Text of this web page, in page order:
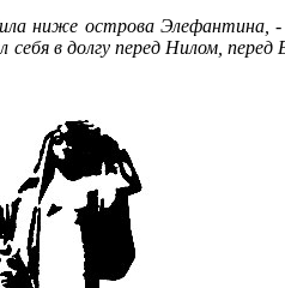
ниже острова Элефантина,
в долгу перед Нилом,